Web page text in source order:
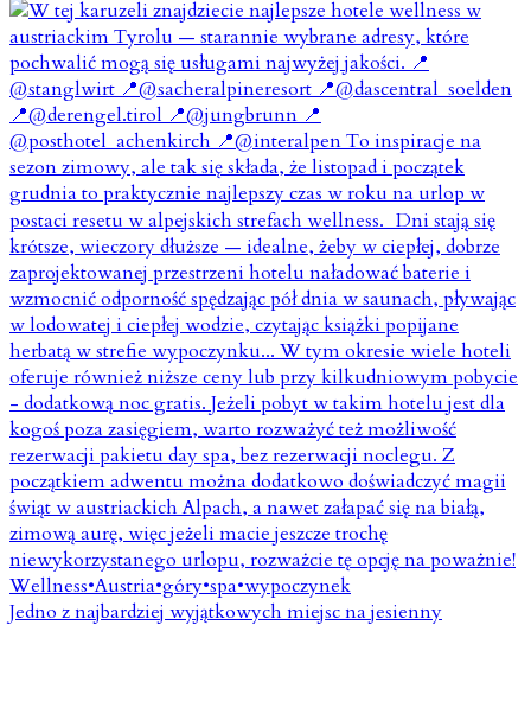
Jedno z najbardziej wyjątkowych miejsc na jesienny